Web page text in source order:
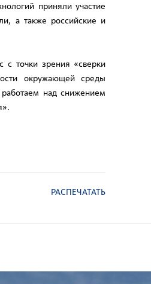
приняли участие
а также российские и
точки зрения «сверки
окружающей среды
над снижением
РАСПЕЧАТАТЬ